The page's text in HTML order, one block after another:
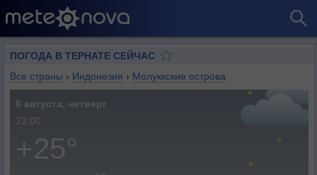
ПОГОДА В ТЕРНАТЕ СЕЙЧАС
Все страны › Индонезия › Молуккские острова
6 августа, четверг
21:00
+25°